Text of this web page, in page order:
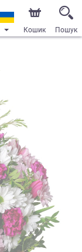
Кошик Пошук